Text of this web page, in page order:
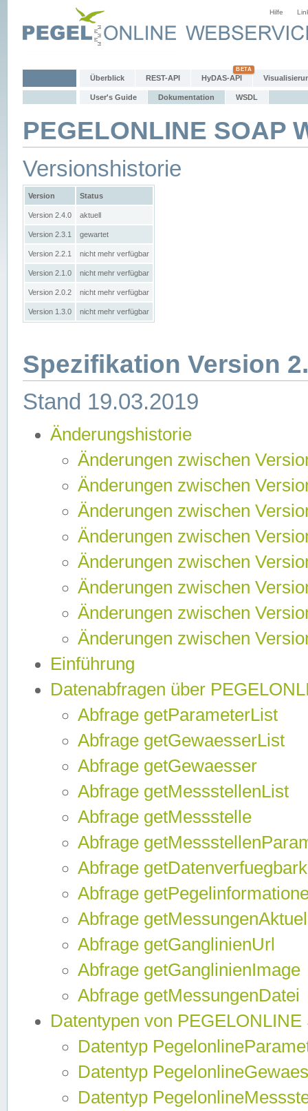
Hilfe
Überblick REST-API HyDAS-API
User's Guide Dokumentation WSDL
PEGELONLINE SOAP
Versionshistorie
Version Status
Version 2.4.0 aktuell
Version 2.3.1 gewartet
Version 2.2.1 nicht mehr verfügbar
Version 2.1.0 nicht mehr verfügbar
Version 2.0.2 nicht mehr verfügbar
Version 1.3.0 nicht mehr verfügbar
Spezifikation Version
Stand 19.03.2019
Änderungshistorie
Änderungen zwischen
Änderungen zwischen
Änderungen zwischen
Änderungen zwischen
Änderungen zwischen
Änderungen zwischen
Änderungen zwischen
Änderungen zwischen
Einführung
Datenabfragen über
Abfrage getParameterList
Abfrage getGewaesserList
Abfrage getGewaesser
Abfrage getMessstellenList
Abfrage getMessstelle
Abfrage
Abfrage
Abfrage
Abfrage
Abfrage getGanglinienUrl
Abfrage getGanglinienImage
Abfrage getMessungenDatei
Datentypen von
Datentyp
Datentyp
Datentyp